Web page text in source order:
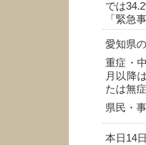
では
「緊急
愛知県
重症・
月以降
たは無
県民・
本日14